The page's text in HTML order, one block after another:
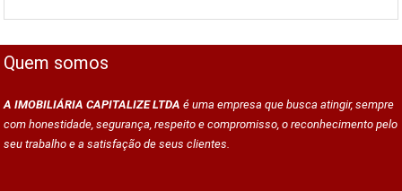
Quem somos
A IMOBILIÁRIA CAPITALIZE LTDA é uma empresa que busca atingir, sempre
com honestidade, segurança, respeito e compromisso, o reconhecimento pelo
seu trabalho e a satisfação de seus clientes.